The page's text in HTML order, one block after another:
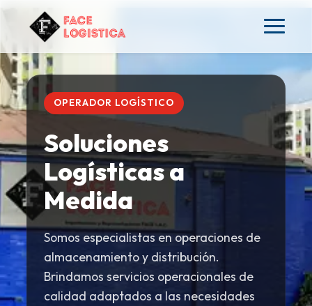
OPERADOR LOGÍSTICO
Soluciones
Logísticas a
Medida
Somos especialistas en operaciones de
almacenamiento y distribución.
Brindamos servicios operacionales de
calidad adaptados a las necesidades